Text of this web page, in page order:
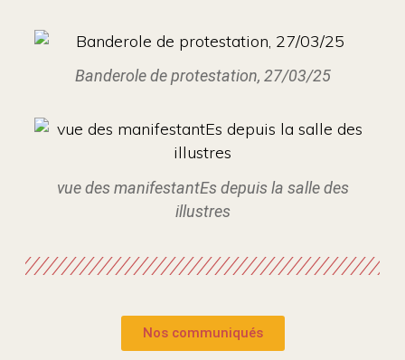
Banderole de protestation, 27/03/25
vue des manifestantEs depuis la salle des
illustres
Nos communiqués